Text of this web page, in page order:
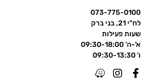
073-775-0100
לח"י 21, בני ברק
שעות פעילות
א'-ה' 09:30-18:00
ו' 09:30-13:30